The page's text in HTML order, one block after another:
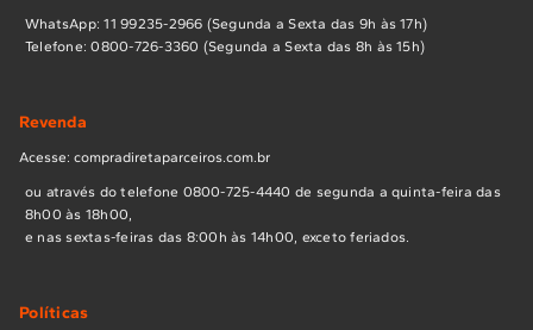
WhatsApp: 11 99235-2966 (Segunda a Sexta das 9h às 17h)
Telefone: 0800-726-3360 (Segunda a Sexta das 8h às 15h)
Revenda
Acesse: compradiretaparceiros.com.br
ou através do telefone 0800-725-4440 de segunda a quinta-feira das
8h00 às 18h00,
e nas sextas-feiras das 8:00h às 14h00, exceto feriados.
Políticas